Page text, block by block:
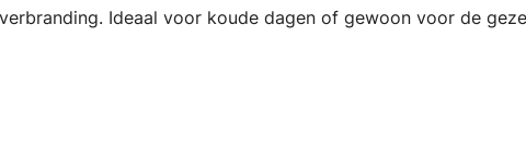
Ideaal voor koude dagen of gewoon voor de